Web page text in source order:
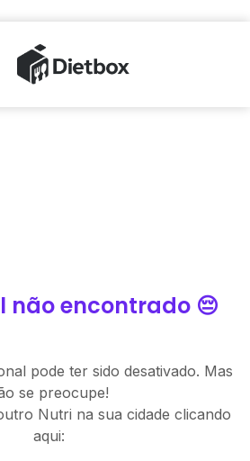
não encontrado 😔
pode ter sido desativado. Mas
se preocupe!
Nutri na sua cidade clicando
aqui: